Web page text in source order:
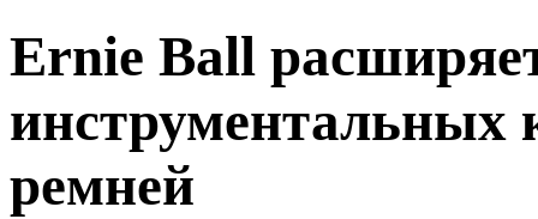
Ernie Ball
инструментальных
ремней